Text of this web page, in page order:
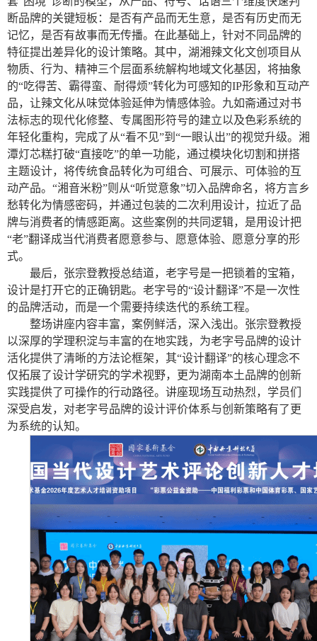
断品牌的关键短板：是否有产品而无生意，是否有历史而无
记忆，是否有故事而无传播。在此基础上，针对不同品牌的
特征提出差异化的设计策略。其中，湖湘辣文化文创项目从
物质、行为、精神三个层面系统解构地域文化基因，将抽象
的“吃得苦、霸得蛮、耐得烦”转化为可感知的IP形象和互动产
品，让辣文化从味觉体验延伸为情感体验。九如斋通过对书
法标志的现代化修整、专属图形符号的建立以及色彩系统的
年轻化重构，完成了从“看不见”到“一眼认出”的视觉升级。湘
潭灯芯糕打破“直接吃”的单一功能，通过模块化切割和拼搭
主题设计，将传统食品转化为可组合、可展示、可体验的互
动产品。“湘音米粉”则从“听觉意象”切入品牌命名，将方言乡
愁转化为情感密码，并通过包装的二次利用设计，拉近了品
牌与消费者的情感距离。这些案例的共同逻辑，是用设计把
“老”翻译成当代消费者愿意参与、愿意体验、愿意分享的形
式。
最后，张宗登教授总结道，老字号是一把锁着的宝箱，
设计是打开它的正确钥匙。老字号的“设计翻译”不是一次性
的品牌活动，而是一个需要持续迭代的系统工程。
整场讲座内容丰富，案例鲜活，深入浅出。张宗登教授
以深厚的学理积淀与丰富的在地实践，为老字号品牌的设计
活化提供了清晰的方法论框架，其“设计翻译”的核心理念不
仅拓展了设计学研究的学术视野，更为湖南本土品牌的创新
实践提供了可操作的行动路径。讲座现场互动热烈，学员们
深受启发，对老字号品牌的设计评价体系与创新策略有了更
为系统的认知。